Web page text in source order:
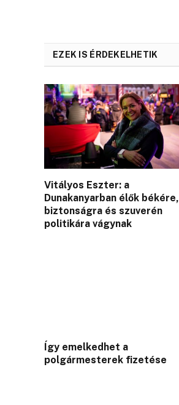
EZEK IS ÉRDEKELHETIK
Vitályos Eszter: a
Dunakanyarban élők békére,
biztonságra és szuverén
politikára vágynak
Így emelkedhet a
polgármesterek fizetése